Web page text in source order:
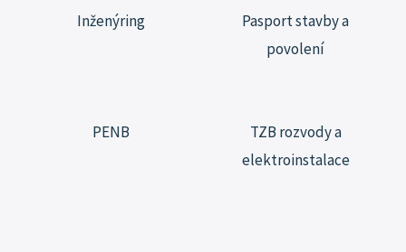
Inženýring
Pasport stavby a
povolení
PENB
TZB rozvody a
elektroinstalace